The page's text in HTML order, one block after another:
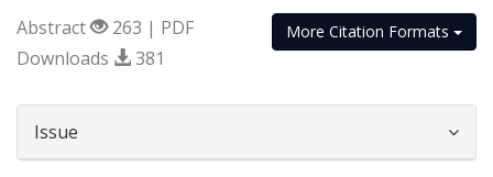
More Citation Formats
Abstract
263 | PDF
Downloads
381
Issue